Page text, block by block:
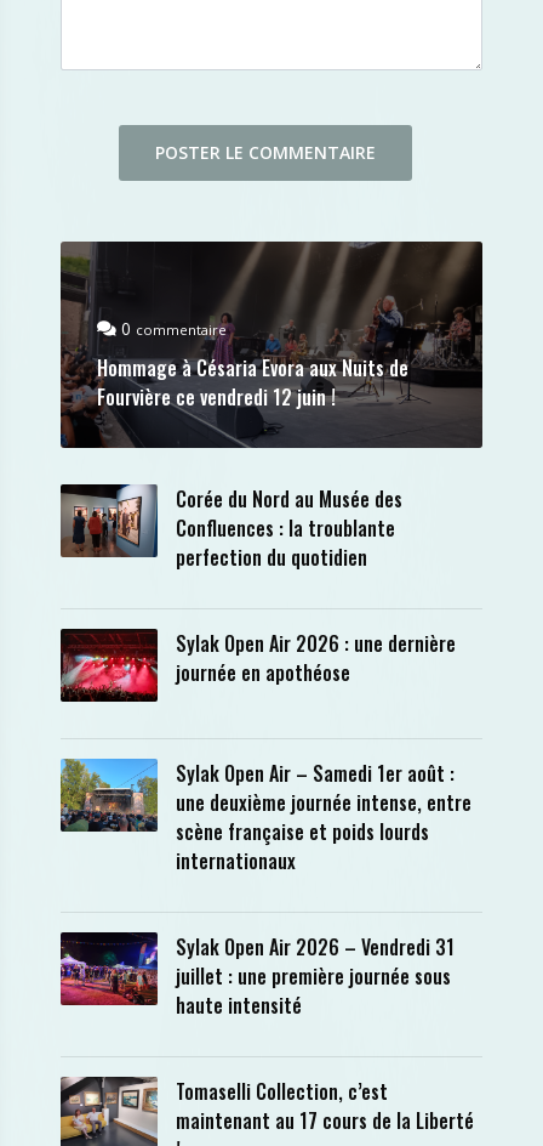
0 commentaire
Hommage à Césaria Evora aux Nuits de
Fourvière ce vendredi 12 juin !
Corée du Nord au Musée des
Confluences : la troublante
perfection du quotidien
Sylak Open Air 2026 : une dernière
journée en apothéose
Sylak Open Air – Samedi 1er août :
une deuxième journée intense, entre
scène française et poids lourds
internationaux
Sylak Open Air 2026 – Vendredi 31
juillet : une première journée sous
haute intensité
Tomaselli Collection, c’est
maintenant au 17 cours de la Liberté